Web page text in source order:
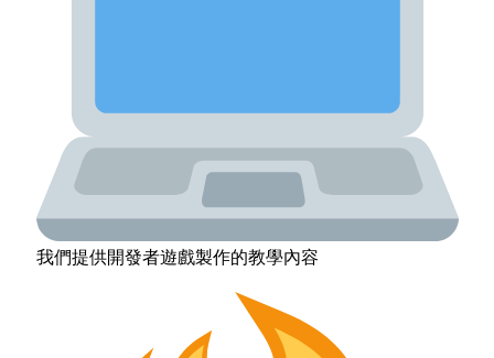
我們提供開發者遊戲製作的教學內容